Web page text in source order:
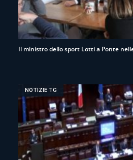
Il ministro dello sport Lotti a Ponte
NOTIZIE TG